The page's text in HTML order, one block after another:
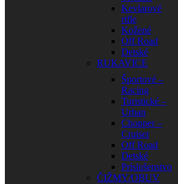
Kevlarové
rifle
Kožené
Off Road
Detské
RUKAVICE
Športové –
Racing
Turistické –
Urban
Chopper –
Cruiser
Off Road
Detské
Príslušenstvo
ČIŽMY/OBUV